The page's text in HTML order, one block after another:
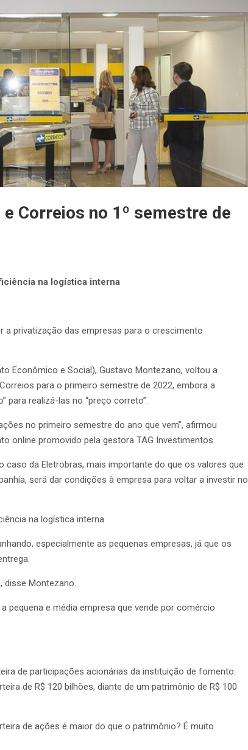
Correios no 1º semestre de
na logística interna
a privatização das empresas para o crescimento
Econômico e Social), Gustavo Montezano, voltou a
para o primeiro semestre de 2022, embora a
para realizá-las no “preço correto”.
no primeiro semestre do ano que vem”, afirmou
online promovido pela gestora TAG Investimentos.
caso da Eletrobras, mais importante do que os valores que
será dar condições à empresa para voltar a investir no
na logística interna.
especialmente as pequenas empresas, já que os
disse Montezano.
pequena e média empresa que vende por comércio
de participações acionárias da instituição de fomento.
de R$ 120 bilhões, diante de um patrimônio de R$ 100
de ações é maior do que o patrimônio? É muito